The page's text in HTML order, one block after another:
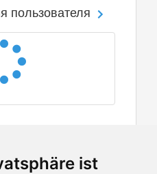
ist
пользователя